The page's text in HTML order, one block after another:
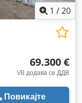
1 /20
69.300 €
VB додава се ДДВ
Повикајте